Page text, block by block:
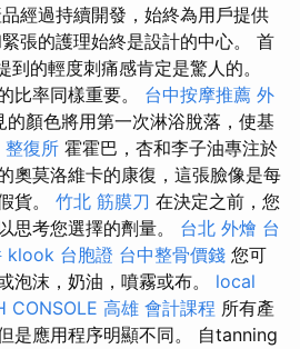
經過持續開發，始終為用戶提供
張的護理始終是設計的中心。 首
的輕度刺痛感肯定是驚人的。
比率同樣重要。 台中按摩推薦 外
的顏色將用第一次淋浴脫落，使基
整復所 霍霍巴，杏和李子油專注於
奧莫洛維卡的康復，這張臉像是每
貨。 竹北 筋膜刀 在決定之前，您
思考您選擇的劑量。 台北 外燴 台
klook 台胞證 台中整骨價錢 您可
泡沫，奶油，噴霧或布。 local
CONSOLE 高雄 會計課程 所有產
是應用程序明顯不同。 自tanning